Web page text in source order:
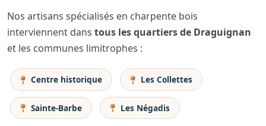
Nos artisans spécialisés en charpente bois
interviennent dans tous les quartiers de Draguignan
et les communes limitrophes :
Centre historique Les Collettes
Sainte-Barbe Les Négadis